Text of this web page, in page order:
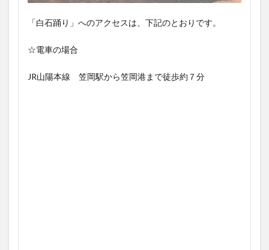
「白石踊り」へのアクセスは、下記のとおりです。
☆電車の場合
JR山陽本線 笠岡駅から笠岡港まで徒歩約７分